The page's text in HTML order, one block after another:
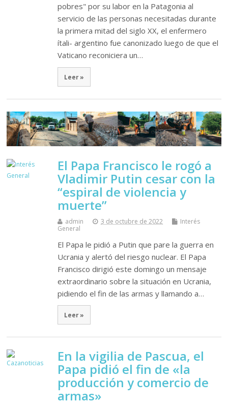
pobres" por su labor en la Patagonia al
servicio de las personas necesitadas durante
la primera mitad del siglo XX, el enfermero
ítali- argentino fue canonizado luego de que el
Vaticano reconiciera un…
Leer »
El Papa Francisco le rogó a
Vladimir Putin cesar con la
“espiral de violencia y
muerte”
admin 3 de octubre de 2022
Interés
General
El Papa le pidió a Putin que pare la guerra en
Ucrania y alertó del riesgo nuclear. El Papa
Francisco dirigió este domingo un mensaje
extraordinario sobre la situación en Ucrania,
pidiendo el fin de las armas y llamando a…
Leer »
En la vigilia de Pascua, el
Papa pidió el fin de «la
producción y comercio de
armas»